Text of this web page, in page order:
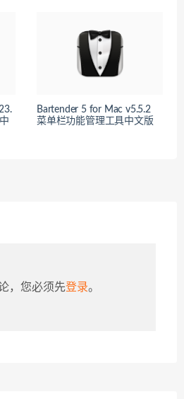
Bartender 5 for Mac v5.5.2
菜单栏功能管理工具中文版
，您必须先登录。